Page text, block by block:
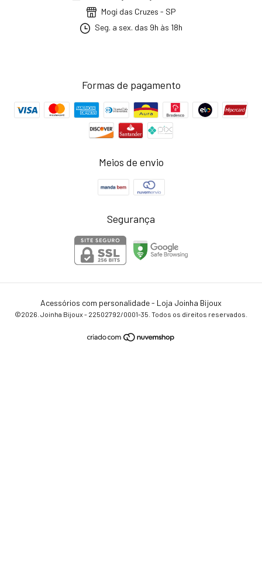
Mogi das Cruzes - SP
Seg. a sex. das 9h às 18h
Formas de pagamento
Meios de envio
Segurança
Acessórios com personalidade - Loja Joinha Bijoux
©2026. Joinha Bijoux - 22502792/0001-35. Todos os direitos reservados.